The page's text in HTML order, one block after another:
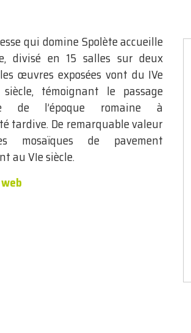
qui domine Spolète accueille
divisé en 15 salles sur deux
œuvres exposées vont du IVe
témoignant le passage
de l’époque romaine à
tardive. De remarquable valeur
mosaïques de pavement
au VIe siècle.